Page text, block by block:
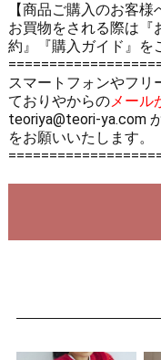
【商品ご購入のお客様
お買物をされる際は
約』
『購入ガイド』 を
スマートフォンやフリ
ておりやからのメール
teoriya@teori-ya.com
をお願いいたします。